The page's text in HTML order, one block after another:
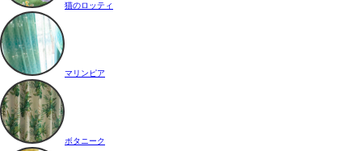
猫のロッティ
マリンピア
ボタニーク